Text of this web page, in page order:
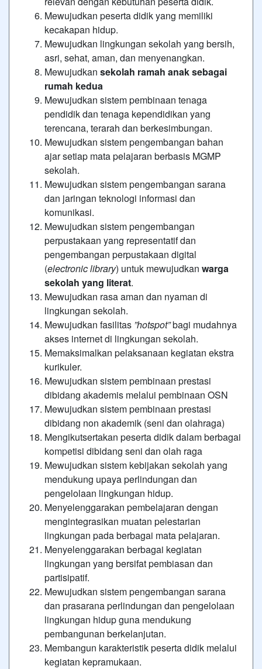
Mewujudkan peserta didik yang memiliki
kecakapan hidup.
Mewujudkan lingkungan sekolah yang bersih,
asri, sehat, aman, dan menyenangkan.
Mewujudkan sekolah ramah anak sebagai
rumah kedua
Mewujudkan sistem pembinaan tenaga
pendidik dan tenaga kependidikan yang
terencana, terarah dan berkesimbungan.
Mewujudkan sistem pengembangan bahan
ajar setiap mata pelajaran berbasis MGMP
sekolah.
Mewujudkan sistem pengembangan sarana
dan jaringan teknologi informasi dan
komunikasi.
Mewujudkan sistem pengembangan
perpustakaan yang representatif dan
pengembangan perpustakaan digital
(electronic library) untuk mewujudkan warga
sekolah yang literat.
Mewujudkan rasa aman dan nyaman di
lingkungan sekolah.
Mewujudkan fasilitas ”hotspot”bagi mudahnya
akses internet di lingkungan sekolah.
Memaksimalkan pelaksanaan kegiatan ekstra
kurikuler.
Mewujudkan sistem pembinaan prestasi
dibidang akademis melalui pembinaan OSN
Mewujudkan sistem pembinaan prestasi
dibidang non akademik (seni dan olahraga)
Mengikutsertakan peserta didik dalam berbagai
kompetisi dibidang seni dan olah raga
Mewujudkan sistem kebijakan sekolah yang
mendukung upaya perlindungan dan
pengelolaan lingkungan hidup.
Menyelenggarakan pembelajaran dengan
mengintegrasikan muatan pelestarian
lingkungan pada berbagai mata pelajaran.
Menyelenggarakan berbagai kegiatan
lingkungan yang bersifat pembiasan dan
partisipatif.
Mewujudkan sistem pengembangan sarana
dan prasarana perlindungan dan pengelolaan
lingkungan hidup guna mendukung
pembangunan berkelanjutan.
Membangun karakteristik peserta didik melalui
kegiatan kepramukaan.